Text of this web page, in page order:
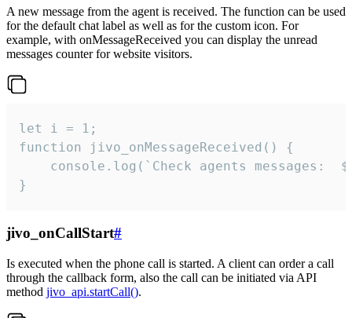
A new message from the agent is received. The function can be used
for the default chat label as well as for the custom icon. For
example, with onMessageReceived you can display the unread
messages counter for website visitors.
let i = 1;
function jivo_onMessageReceived() {
}
jivo_onCallStart#
Is executed when the phone call is started. A client can order a call
through the callback form, also the call can be initiated via API
method jivo_api.startCall().